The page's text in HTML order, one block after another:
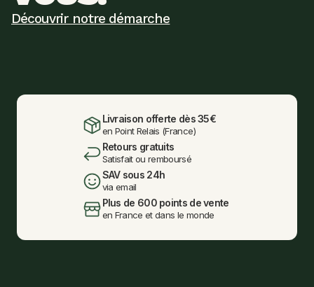
Découvrir notre démarche
Livraison offerte dès 35€
en Point Relais (France)
Retours gratuits
Satisfait ou remboursé
SAV sous 24h
via email
Plus de 600 points de vente
en France et dans le monde